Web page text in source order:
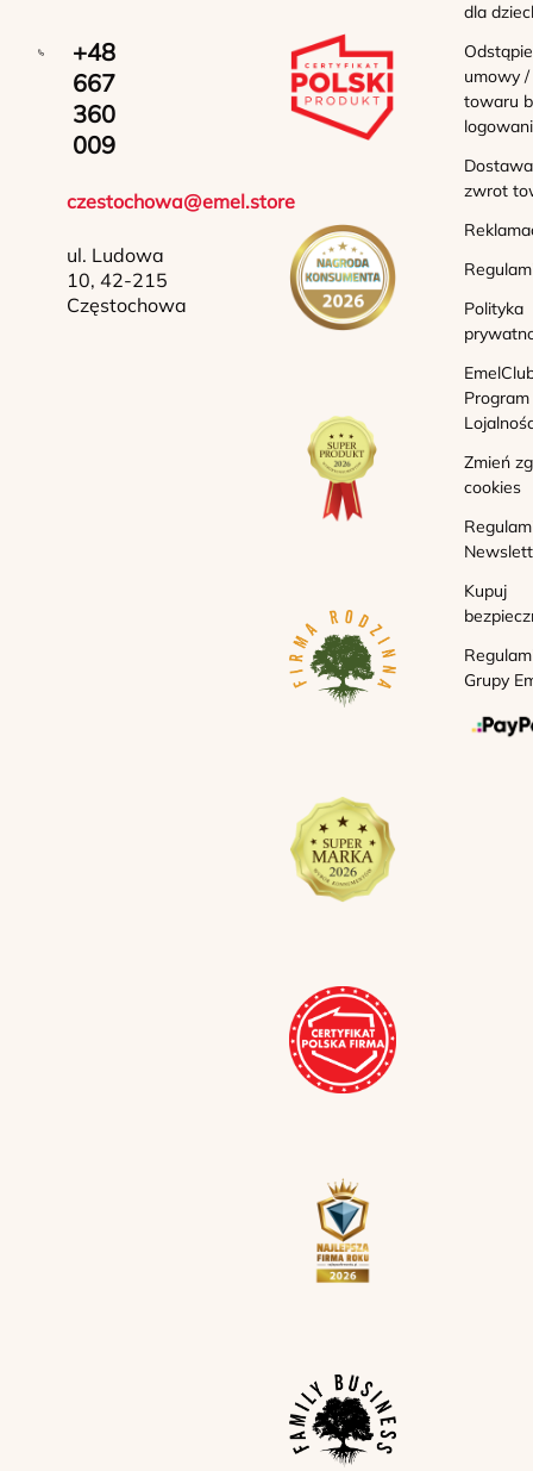
+48
667
360
009
czestochowa@emel.store
ul. Ludowa
10, 42-215
Częstochowa
dla
umowy
towaru
zwrot
Polityka
Program
Zmień
cookies
Kupuj
Grupy